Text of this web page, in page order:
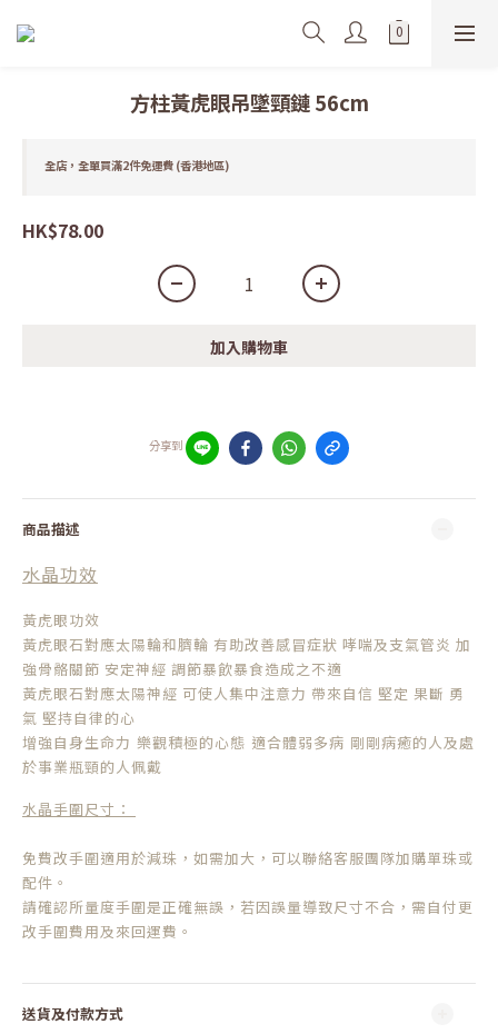
方柱黃虎眼吊墜頸鏈 56cm
全店，全單買滿2件免運費 (香港地區)
HK$78.00
加入購物車
分享到
商品描述
水晶功效
黃虎眼功效
黃虎眼石對應太陽輪和臍輪 有助改善感冒症狀 哮喘及支氣管炎 加
強骨骼關節 安定神經 調節暴飲暴食造成之不適
黃虎眼石對應太陽神經 可使人集中注意力 帶來自信 堅定 果斷 勇
氣 堅持自律的心
增強自身生命力 樂觀積極的心態 適合體弱多病 剛剛病癒的人及處
於事業瓶頸的人佩戴
水晶手圍尺寸：
免費改手圍適用於減珠，如需加大，可以聯絡客服團隊加購單珠或
配件。
請確認所量度手圍是正確無誤，若因誤量導致尺寸不合，需自付更
改手圍費用及來回運費。
送貨及付款方式